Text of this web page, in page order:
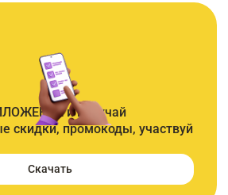
и получай
скидки, промокоды, участвуй
Скачать